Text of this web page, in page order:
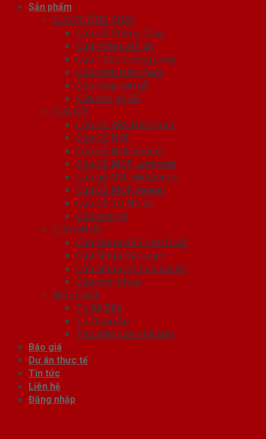
Sản phẩm
CỬA CHỐNG CHÁY
Cửa Gỗ Chống Cháy
Cửa nhôm vân gỗ
Cửa Thép Chống Cháy
Cửa thép Hàn Quốc
Cửa thép vân gỗ
Cửa vân gỗ 5D
CỬA GỖ
Cửa Gỗ ABS Hàn Quốc
Cửa Gỗ HDF
Cửa Gỗ HDF Veneer
Cửa Gỗ MDF Laminate
Cửa gỗ MDF Melamine
Cửa Gỗ MDF Veneer
Cửa Gỗ Tự Nhiên
Cửa vòm gỗ
CỬA NHỰA
Cửa Nhựa ABS Hàn Quốc
Cửa Nhựa Đài Loan
Cửa Nhựa Gỗ Composite
Cửa vòm nhựa
NỘI THẤT
Tủ Kệ Bếp
Tủ Quần Áo
Phụ kiện cửa nhà tắm
Báo giá
Dự án thực tế
Tin tức
Liên hệ
Đăng nhập